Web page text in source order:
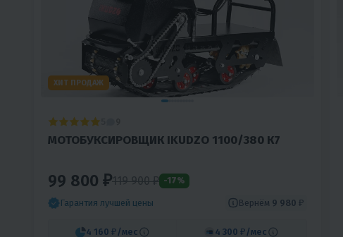
ХИТ ПРОДАЖ
МОТОБУКСИРОВЩИК IKUDZO 1100/380 К7
99 800 ₽119 900 ₽ -17%
Гарантия лучшей цены Вернём 9 980 ₽
4 160 ₽ /мес 4 300 ₽ /мес